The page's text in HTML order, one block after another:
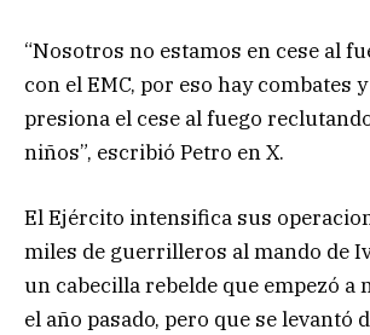
“Nosotros no estamos en cese al
con el EMC, por eso hay combates
presiona el cese al fuego
niños”, escribió Petro en X.
El Ejército intensifica sus
miles de guerrilleros al mando de
un cabecilla rebelde que empezó a
el año pasado, pero que se levantó